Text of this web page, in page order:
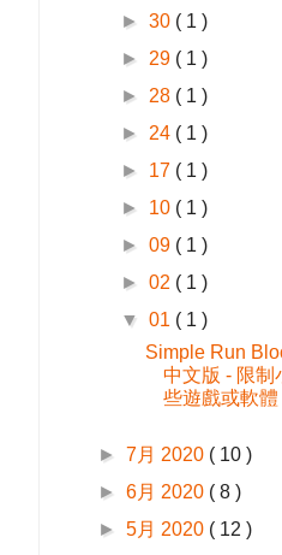
►30 ( 1 )
► 29 ( 1 )
► 28 ( 1 )
► 24 ( 1 )
► 17 ( 1 )
► 10 ( 1 )
►09 ( 1 )
►02 ( 1 )
▼01 ( 1 )
Simple Run
中文版 - 限制
些遊戲或軟體
►7月 2020 ( 10 )
►6月 2020 ( 8 )
►5月 2020 ( 12 )